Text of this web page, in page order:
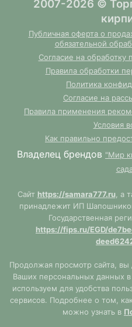
2007-2026 ©
Публичная оферта о
обязательной
Согласие на обработку
Правила обработки
Политика
Согласие на
Правила применения
Условия
Как правильно
Владелец брендов "Мир
Сайт https://samara777.ru, а
принадлежит ИП
Государственная
https://fips.ru/EGD/
Продолжая просмотр сайта, вы
Ваших персональных данных в
используем для удобства
сервисов. Подробнее о том,
можно узнать в